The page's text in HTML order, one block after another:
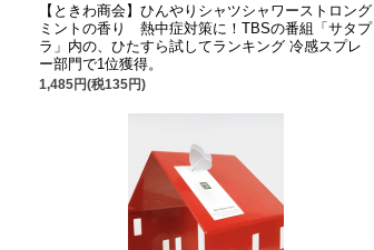
【ときわ商会】ひんやりシャツシャワーストロング
ミントの香り 熱中症対策に！TBSの番組「サタプ
ラ」内の、ひたすら試してランキング 冷感スプレ
ー部門で1位獲得。
1,485円(税135円)